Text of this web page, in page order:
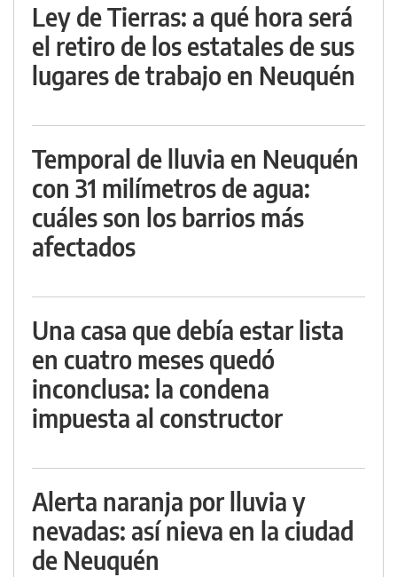
Ley de Tierras: a qué hora será
el retiro de los estatales de sus
lugares de trabajo en Neuquén
Temporal de lluvia en Neuquén
con 31 milímetros de agua:
cuáles son los barrios más
afectados
Una casa que debía estar lista
en cuatro meses quedó
inconclusa: la condena
impuesta al constructor
Alerta naranja por lluvia y
nevadas: así nieva en la ciudad
de Neuquén